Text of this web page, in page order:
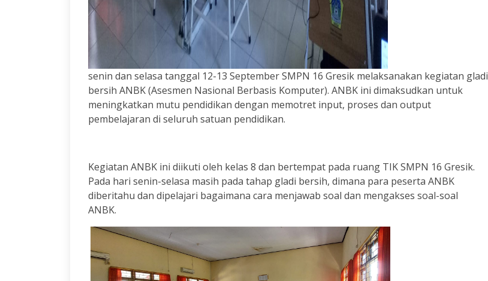
senin dan selasa tanggal 12-13 September SMPN 16 Gresik melaksanakan kegiatan gladi
bersih ANBK (Asesmen Nasional Berbasis Komputer). ANBK ini dimaksudkan untuk
meningkatkan mutu pendidikan dengan memotret input, proses dan output
pembelajaran di seluruh satuan pendidikan.
Kegiatan ANBK ini diikuti oleh kelas 8 dan bertempat pada ruang TIK SMPN 16 Gresik.
Pada hari senin-selasa masih pada tahap gladi bersih, dimana para peserta ANBK
diberitahu dan dipelajari bagaimana cara menjawab soal dan mengakses soal-soal
ANBK.